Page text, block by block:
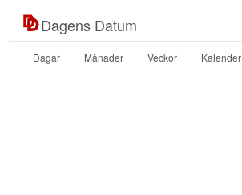
Dagens Datum
Dagar Månader Veckor Kalender